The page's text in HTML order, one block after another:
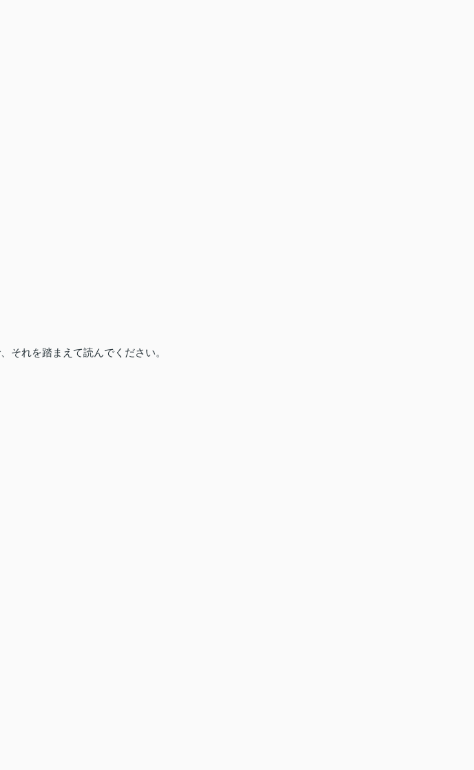
それを踏まえて読んでください。